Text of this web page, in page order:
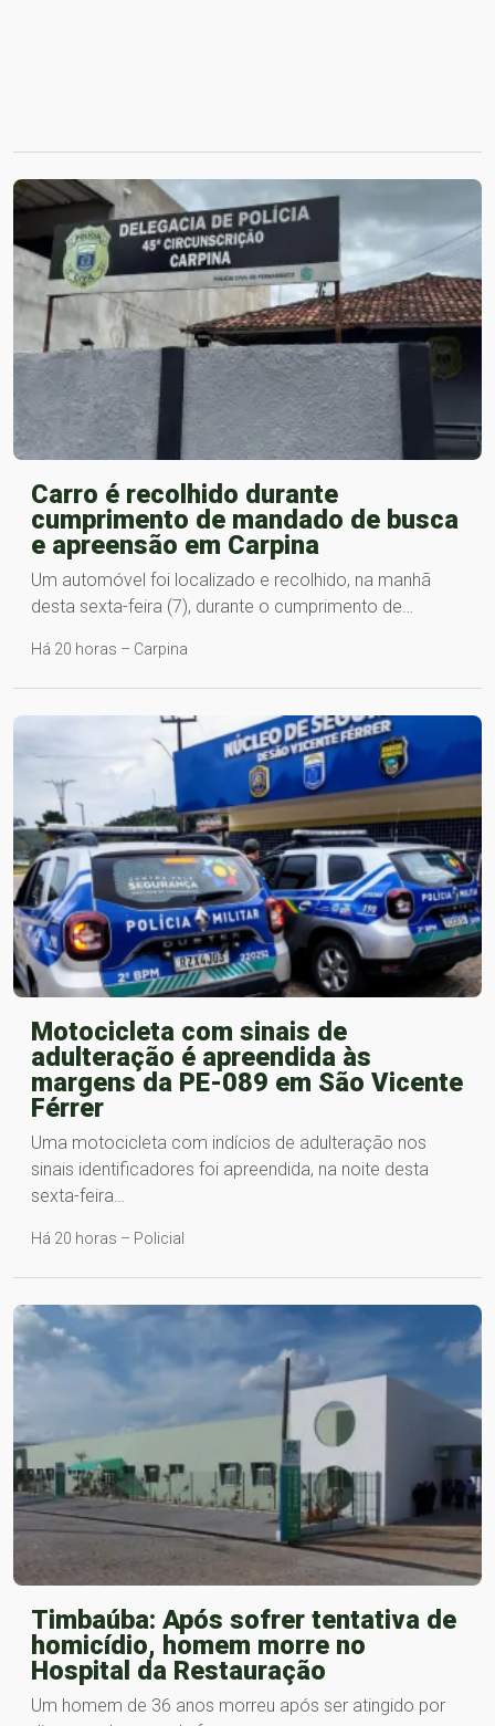
Carro é recolhido durante
cumprimento de mandado de busca
e apreensão em Carpina
Um automóvel foi localizado e recolhido, na manhã
desta sexta-feira (7), durante o cumprimento de…
Há 20 horas – Carpina
Motocicleta com sinais de
adulteração é apreendida às
margens da PE-089 em São Vicente
Férrer
Uma motocicleta com indícios de adulteração nos
sinais identificadores foi apreendida, na noite desta
sexta-feira…
Há 20 horas – Policial
Timbaúba: Após sofrer tentativa de
homicídio, homem morre no
Hospital da Restauração
Um homem de 36 anos morreu após ser atingido por